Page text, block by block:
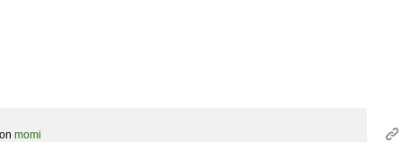
momi